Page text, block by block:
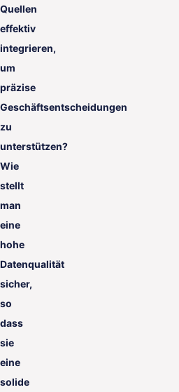
Quellen
effektiv
integrieren,
um
präzise
Geschäftsentscheidungen
zu
unterstützen?
Wie
stellt
man
eine
hohe
Datenqualität
sicher,
so
dass
sie
eine
solide